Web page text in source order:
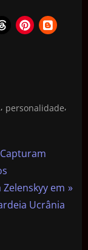
, personalidade,
em
Ucrânia